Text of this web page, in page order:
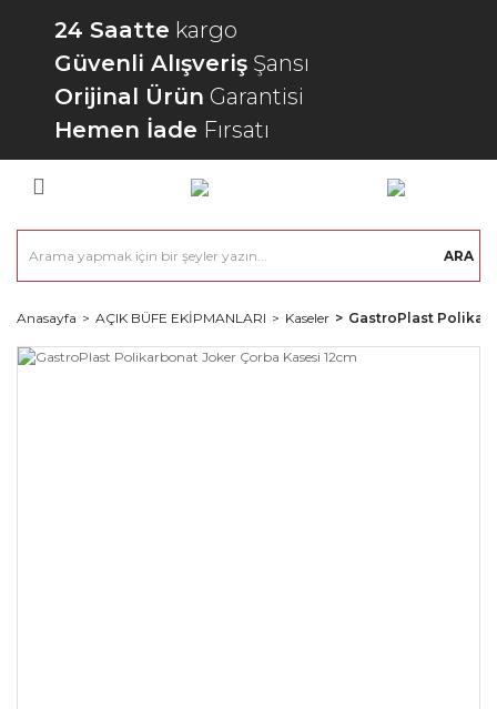
24 Saatte kargo
Güvenli Alışveriş Şansı
Orijinal Ürün Garantisi
Hemen İade Fırsatı
ARA
Anasayfa AÇIK BÜFE EKİPMANLARI Kaseler GastroPlast